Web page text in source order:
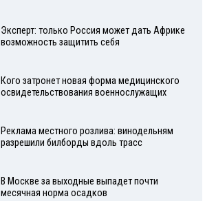
Эксперт: только Россия может дать Африке
возможность защитить себя
Кого затронет новая форма медицинского
освидетельствования военнослужащих
Реклама местного розлива: винодельням
разрешили билборды вдоль трасс
В Москве за выходные выпадет почти
месячная норма осадков